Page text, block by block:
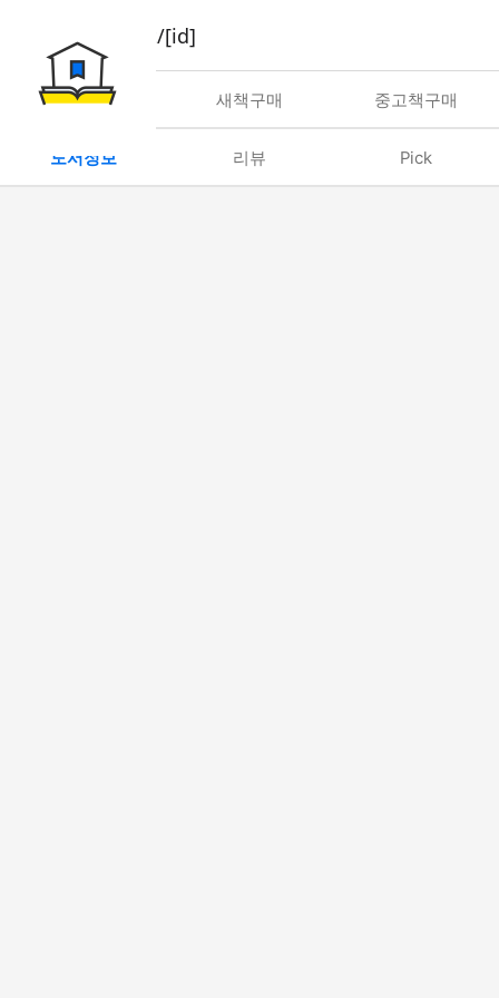
book/rent/[id]
대여 새책구매 중고책구매
도서정보 리뷰 Pick